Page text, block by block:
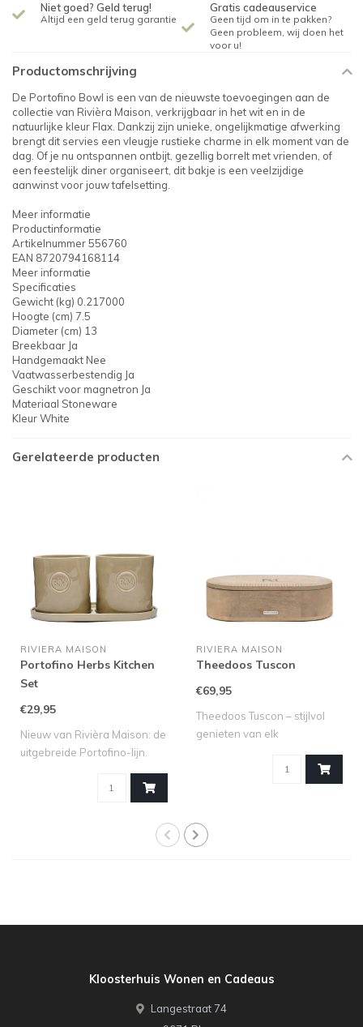
Niet goed? Geld terug!
Altijd een geld terug garantie
Gratis cadeauservice
Geen tijd om in te pakken?
Geen probleem, wij doen het
voor u!
Productomschrijving
De Portofino Bowl is een van de nieuwste toevoegingen aan de
collectie van Rivièra Maison, verkrijgbaar in het wit en in de
natuurlijke kleur Flax. Dankzij zijn unieke, ongelijkmatige afwerking
brengt dit servies een vleugje rustieke charme in elk moment van de
dag. Of je nu ontspannen ontbijt, gezellig borrelt met vrienden, of
een feestelijk diner organiseert, dit bakje is een veelzijdige
aanwinst voor jouw tafelsetting.
Meer informatie
Productinformatie
Artikelnummer 556760
EAN 8720794168114
Meer informatie
Specificaties
Gewicht (kg) 0.217000
Hoogte (cm) 7.5
Diameter (cm) 13
Breekbaar Ja
Handgemaakt Nee
Vaatwasserbestendig Ja
Geschikt voor magnetron Ja
Materiaal Stoneware
Kleur White
Gerelateerde producten
RIVIERA MAISON
Portofino Herbs Kitchen
Set
€29,95
Nieuw van Rivièra Maison: de
uitgebreide Portofino-lijn.
RIVIERA MAISON
Theedoos Tuscon
€69,95
Theedoos Tuscon – stijlvol
genieten van elk
Kloosterhuis Wonen en Cadeaus
Langestraat 74